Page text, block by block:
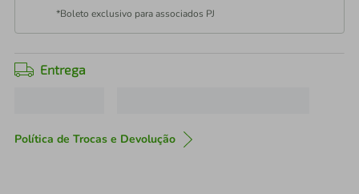
*Boleto exclusivo para associados PJ
Entrega
Política de Trocas e Devolução